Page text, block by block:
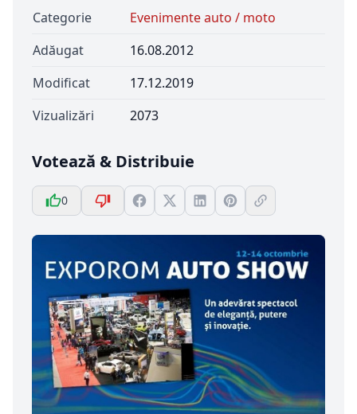
Categorie
Evenimente auto / moto
Adăugat
16.08.2012
Modificat
17.12.2019
Vizualizări
2073
Votează & Distribuie
0